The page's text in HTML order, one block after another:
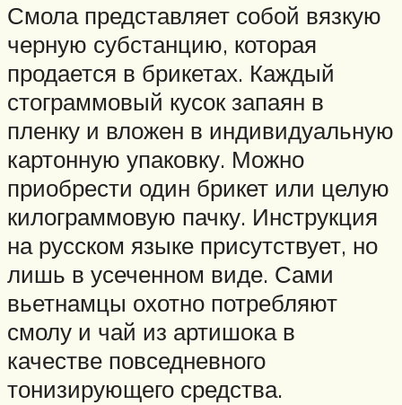
Смола представляет собой вязкую
черную субстанцию, которая
продается в брикетах. Каждый
стограммовый кусок запаян в
пленку и вложен в индивидуальную
картонную упаковку. Можно
приобрести один брикет или целую
килограммовую пачку. Инструкция
на русском языке присутствует, но
лишь в усеченном виде. Сами
вьетнамцы охотно потребляют
смолу и чай из артишока в
качестве повседневного
тонизирующего средства.